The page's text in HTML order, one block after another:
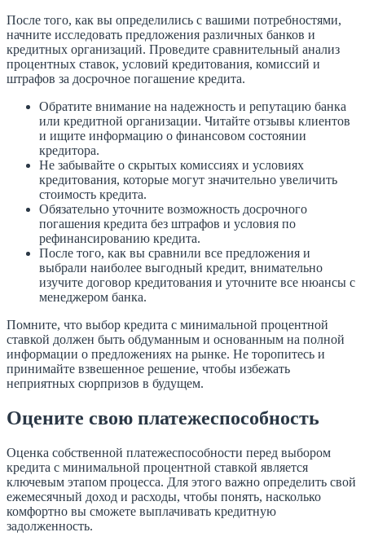
После того, как вы определились с вашими потребностями,
начните исследовать предложения различных банков и
кредитных организаций. Проведите сравнительный анализ
процентных ставок, условий кредитования, комиссий и
штрафов за досрочное погашение кредита.
Обратите внимание на надежность и репутацию банка
или кредитной организации. Читайте отзывы клиентов
и ищите информацию о финансовом состоянии
кредитора.
Не забывайте о скрытых комиссиях и условиях
кредитования, которые могут значительно увеличить
стоимость кредита.
Обязательно уточните возможность досрочного
погашения кредита без штрафов и условия по
рефинансированию кредита.
После того, как вы сравнили все предложения и
выбрали наиболее выгодный кредит, внимательно
изучите договор кредитования и уточните все нюансы с
менеджером банка.
Помните, что выбор кредита с минимальной процентной
ставкой должен быть обдуманным и основанным на полной
информации о предложениях на рынке. Не торопитесь и
принимайте взвешенное решение, чтобы избежать
неприятных сюрпризов в будущем.
Оцените свою платежеспособность
Оценка собственной платежеспособности перед выбором
кредита с минимальной процентной ставкой является
ключевым этапом процесса. Для этого важно определить свой
ежемесячный доход и расходы, чтобы понять, насколько
комфортно вы сможете выплачивать кредитную
задолженность.